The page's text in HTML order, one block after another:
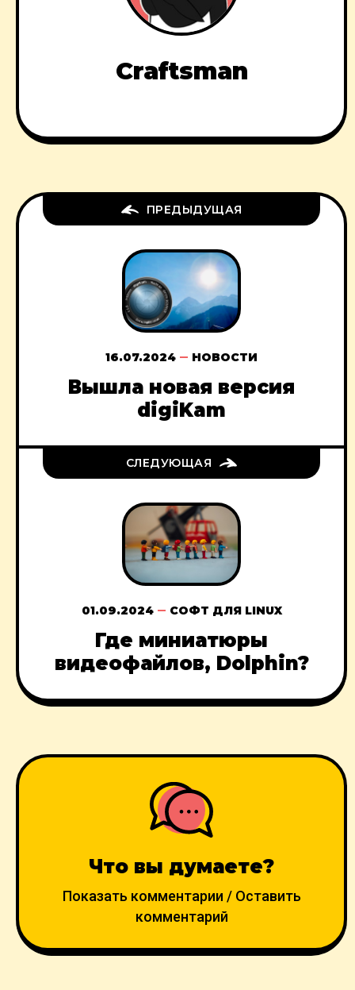
Craftsman
ПРЕДЫДУЩАЯ
16.07.2024 НОВОСТИ
Вышла новая версия
digiKam
СЛЕДУЮЩАЯ
01.09.2024 СОФТ ДЛЯ LINUX
Где миниатюры
видеофайлов, Dolphin?
Что вы думаете?
Показать комментарии / Оставить
комментарий